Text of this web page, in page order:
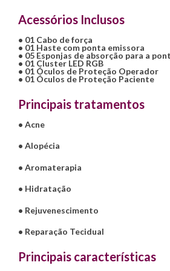
Acessórios Inclusos
• 01 Cabo de força
• 01 Haste com ponta emissora
• 05 Esponjas de absorção para a
• 01 Cluster LED RGB
• 01 Óculos de Proteção Operador
• 01 Óculos de Proteção Paciente
Principais tratamentos
• Acne
• Alopécia
• Aromaterapia
• Hidratação
• Rejuvenescimento
• Reparação Tecidual
Principais características